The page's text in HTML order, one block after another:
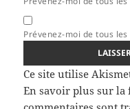
Prévenez-moi de tous
Ce site utilise
En savoir plus sur la